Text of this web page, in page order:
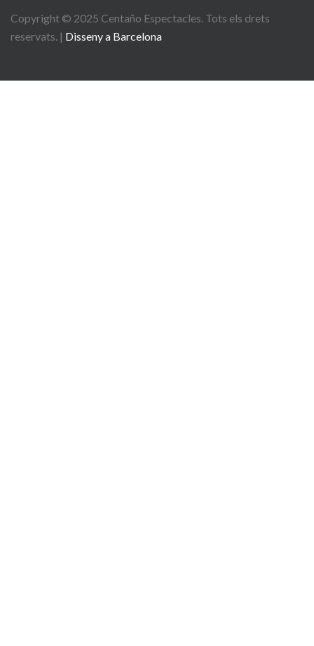
Copyright © 2025 Centaño Espectacles. Tots els drets
reservats. | Disseny a Barcelona